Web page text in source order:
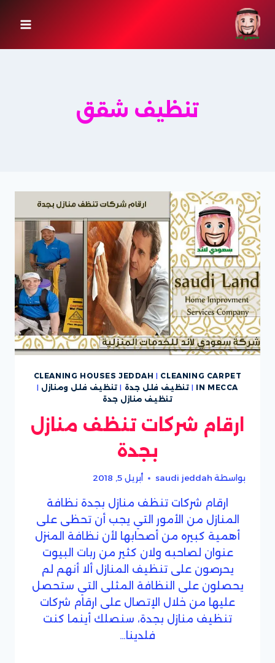
التجاوز
إلى
المحتوى
تنظيف شقق
CLEANING HOUSES JEDDAH | CLEANING CARPET
IN MECCA
| تنظيف فلل جدة | تنظيف فلل ومنازل |
تنظيف منازل جدة
ارقام شركات تنظف منازل
بجدة
بواسطة saudi jeddah أبريل 5, 2018
ارقام شركات تنظف منازل بجدة نظافة
المنازل من الأمور التي يجب أن تحظى على
أهمية كبيره من أصحابها لأن نظافة المنزل
عنوان لصاحبه ولان كثير من ربات البيوت
يحرصون على تنظيف المنازل ألا أنهم لم
يحصلون على النظافة المثلى التي ستحصل
عليها من خلال الإتصال على ارقام شركات
تنظيف منازل بجدة، سنصلك أينما كنت
فلدينا…